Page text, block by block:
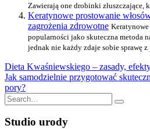
Zawierają one drobinki złuszczające,
Keratynowe prostowanie
zagrożenia zdrowotne Keratynowe
popularności jako skuteczna metoda
jednak nie każdy zdaje sobie sprawę z
Nawigacja
wpisu
Dieta Kwaśniewskiego – zasady,
Jak samodzielnie przygotować
pory?
Search
for:
Studio urody